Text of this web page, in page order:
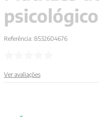
psicológico
Referência: 8532604676
Ver avaliações
5º byung chul han